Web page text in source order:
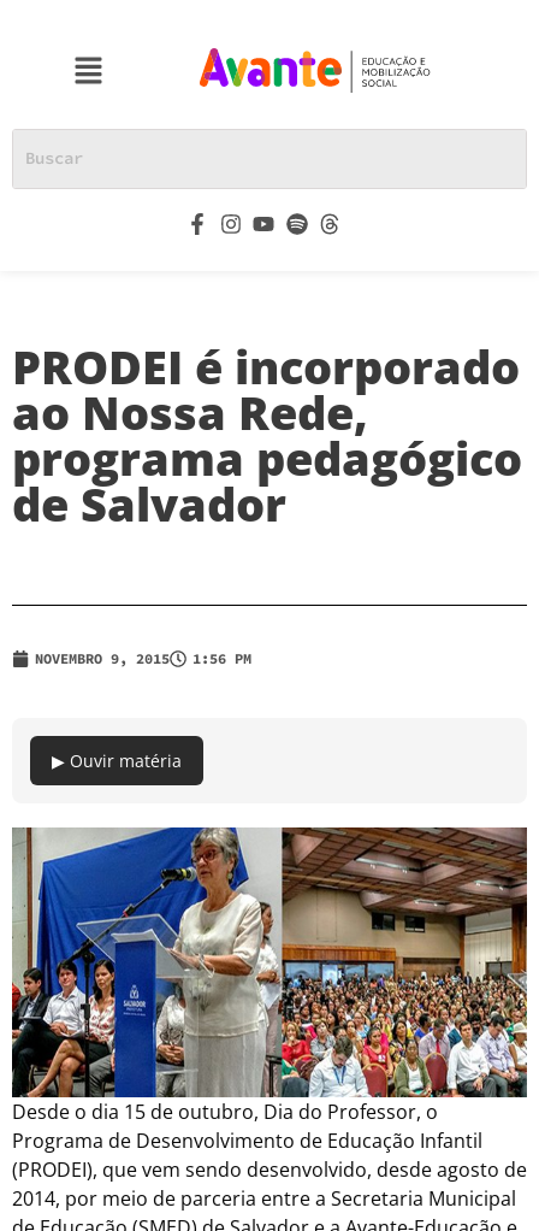
PRODEI é incorporado
ao Nossa Rede,
programa pedagógico
de Salvador
NOVEMBRO 9, 2015 1:56 PM
▶ Ouvir matéria
Desde o dia 15 de outubro, Dia do Professor, o
Programa de Desenvolvimento de Educação Infantil
(‎PRODEI), que vem sendo desenvolvido, desde agosto de
2014, por meio de parceria entre a Secretaria Municipal